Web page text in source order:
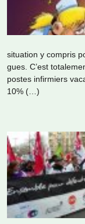
situa­tion y com­pris
gues. C’est
postes infir­miers
10% (…)